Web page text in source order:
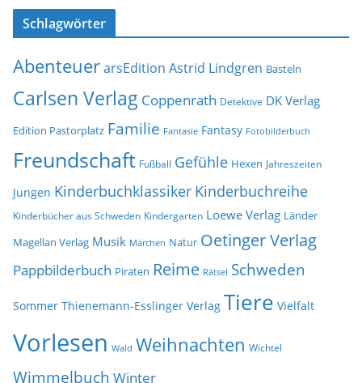
s
e
c
v
Schlagwörter
AbenteuerarsEdition Astrid Lindgren Basteln
Carlsen Verlag Coppenrath Detektive DK Verlag
Edition Pastorplatz Familie Fantasie Fantasy Fotobilderbuch
Freundschaft Fußball Gefühle Hexen Jahreszeiten
Jungen Kinderbuchklassiker Kinderbuchreihe
Kinderbücher aus Schweden Kindergarten Loewe Verlag Länder
Magellan Verlag Musik Märchen Natur Oetinger Verlag
Pappbilderbuch Piraten Reime Rätsel Schweden
Sommer Thienemann-Esslinger Verlag Tiere Vielfalt
Vorlesen Wald Weihnachten Wichtel
Wimmelbuch Winter